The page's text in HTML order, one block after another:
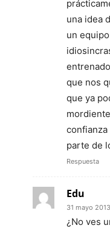
una idea
un
que nos
que ya
parte de
Respuesta
Edu
31 mayo
¿No ves